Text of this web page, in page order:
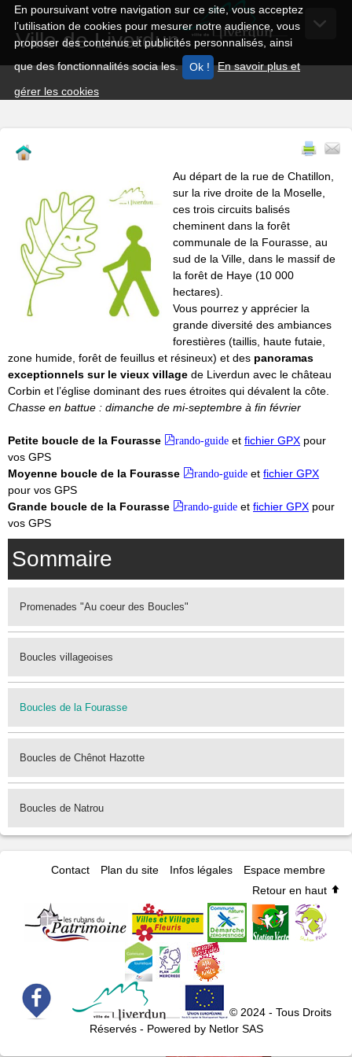
En poursuivant votre navigation sur ce site, vous acceptez
l’utilisation de cookies pour mesurer notre audience, vous
proposer des contenus et publicités personnalisés, ainsi
que des fonctionnalités socia les.
En savoir plus et
gérer les cookies
Ville de Liverdun
Au départ de la rue de Chatillon,
sur la rive droite de la Moselle,
ces trois circuits balisés
cheminent dans la forêt
communale de la Fourasse, au
sud de la Ville, dans le massif de
la forêt de Haye (10 000
hectares).
Vous pourrez y apprécier la
grande diversité des ambiances
forestières (taillis, haute futaie,
zone humide, forêt de feuillus et résineux) et des panoramas
exceptionnels sur le vieux village de Liverdun avec le château
Corbin et l’église dominant des rues étroites qui dévalent la côte.
Chasse en battue : dimanche de mi-septembre à fin février
Petite boucle de la Fourasse rando-guide et fichier GPX pour
vos GPS
Moyenne boucle de la Fourasse
rando-guide et fichier GPX
pour vos GPS
Grande boucle de la Fourasse
rando-guide et fichier GPX pour
vos GPS
Sommaire
Promenades "Au coeur des Boucles"
Boucles villageoises
Boucles de la Fourasse
Boucles de Chênot Hazotte
Boucles de Natrou
Contact Plan du site Infos légales
Espace membre
Retour en haut
© 2024 - Tous Droits
Réservés - Powered by Netlor SAS